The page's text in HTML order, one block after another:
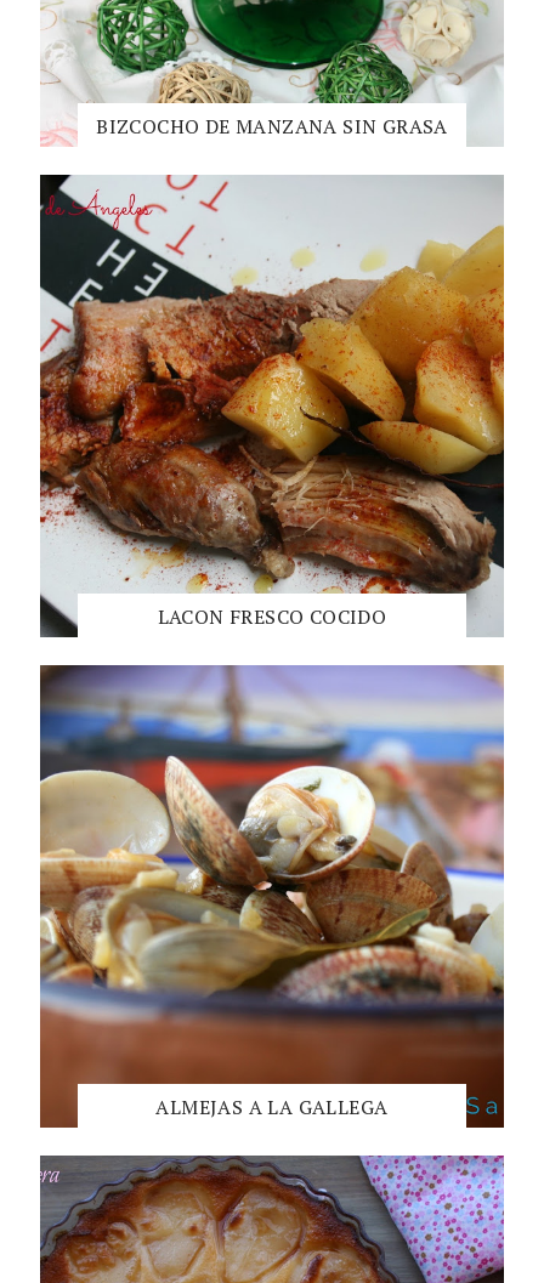
BIZCOCHO DE MANZANA SIN GRASA
LACON FRESCO COCIDO
ALMEJAS A LA GALLEGA